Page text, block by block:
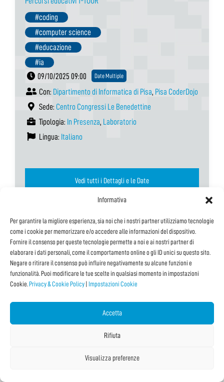
Informativa
Per garantire la migliore esperienza, sia noi che i nostri partner utilizziamo tecnologie
come i cookie per memorizzare e/o accedere alle informazioni del dispositivo.
Fornire il consenso per queste tecnologie permette a noi e ai nostri partner di
elaborare i dati personali, come il comportamento online o gli ID unici su questo sito.
Negare o ritirare il consenso può influire negativamente su alcune funzioni e
funzionalità. Puoi modificare le tue scelte in qualsiasi momento in impostazioni
Cookie. Privacy & Cookie Policy Impostazioni Cookie
Accetta
Rifiuta
Visualizza preferenze
#coding
#computer science
#educazione
#ia
09/10/2025 09:00
Date Multiple
Con: Dipartimento di Informatica di Pisa, Pisa CoderDojo
Sede: Centro Congressi Le Benedettine
Tipologia: In Presenza, Laboratorio
Lingua: Italiano
Vedi tutti i Dettagli e le Date
Promosso da: